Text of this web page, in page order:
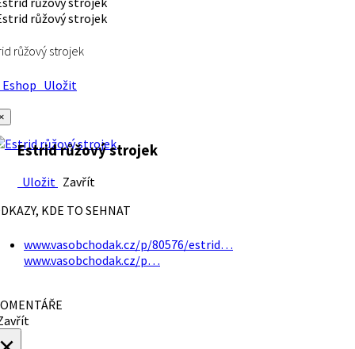
růžový strojek
Uložit
Estrid růžový strojek
Uložit Zavřít
KDE TO SEHNAT
www.vasobchodak.cz/p/80576/estrid…
www.vasobchodak.cz/p…